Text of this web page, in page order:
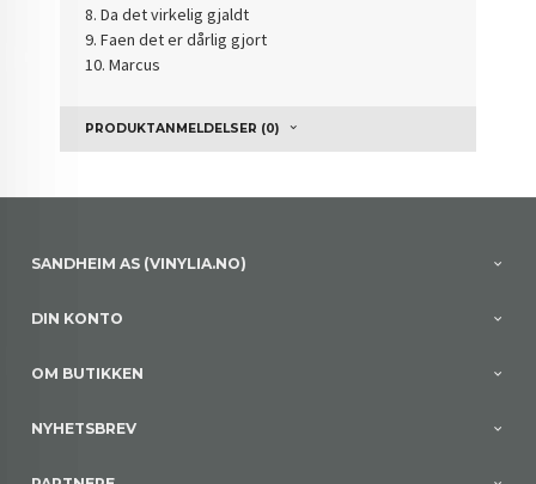
8. Da det virkelig gjaldt
9. Faen det er dårlig gjort
10. Marcus
PRODUKTANMELDELSER (0)
SANDHEIM AS (VINYLIA.NO)
DIN KONTO
OM BUTIKKEN
NYHETSBREV